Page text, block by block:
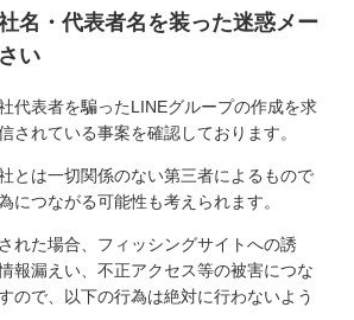
名・代表者名を装った迷惑メー
い
代表者を騙ったLINEグループの作成を求
されている事案を確認しております。
とは一切関係のない第三者によるもので
につながる可能性も考えられます。
れた場合、フィッシングサイトへの誘
報漏えい、不正アクセス等の被害につな
ので、以下の行為は絶対に行わないよう